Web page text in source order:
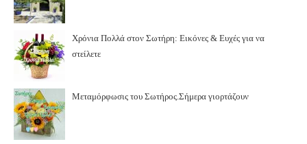
Χρόνια Πολλά στον Σωτήρη: Εικόνες & Ευχές για να
στείλετε
Μεταμόρφωσις του Σωτήρος.Σήμερα γιορτάζουν